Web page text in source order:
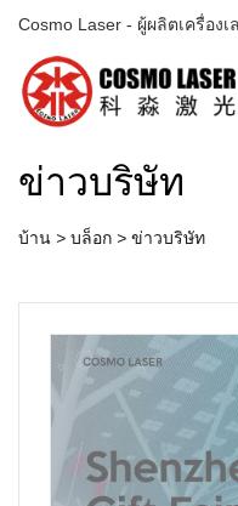
Cosmo Laser - ผู้ผลิตเครื่อง
ข่าวบริษัท
บ้าน > บล็อก > ข่าวบริษัท